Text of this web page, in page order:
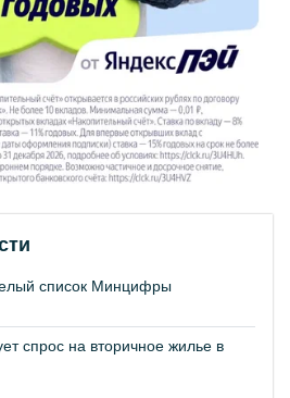
список Минцифры
спрос на вторичное жилье в